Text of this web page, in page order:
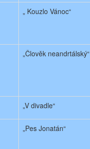
„ Kouzlo Vánoc“
„Člověk neandrtálský“
„V divadle“
„Pes Jonatán“